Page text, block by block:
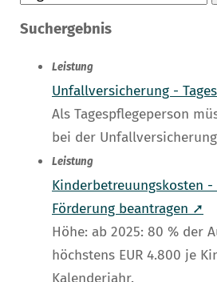
Suchergebnis
Leistung
Unfallversicherung -
Als Tagespflegeperson
bei der
Leistung
Kinderbetreuungskosten
Förderung beantragen ➚
Höhe: ab 2025: 80 % der
höchstens EUR 4.800 je